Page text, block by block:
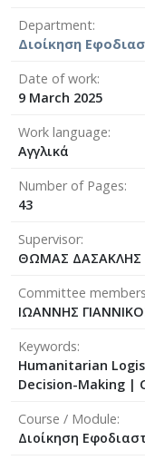
Department
Διοίκηση
Date of work
9 March 2025
Work language
Αγγλικά
Number of Pages
43
Supervisor
ΘΩΜΑΣ ΔΑΣΑΚΛΗΣ
Committee members
ΙΩΑΝΝΗΣ
Keywords
Humanitarian
Decision-Making |
Course / Module
Διοίκηση